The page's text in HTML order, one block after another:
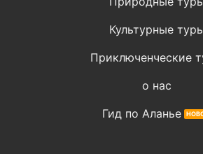
Культурные
Приключенческие
о нас
Гид по Аланье